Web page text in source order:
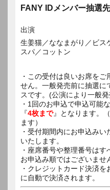
FANY IDメンバー抽選
出演
生姜猫／ななまがり／ビス
スパ／コットン
・この受付は良いお席を
せん。一般発売前に抽選に
スです。(公演により一般
・1回のお申込で申込可能
『4枚まで』となります。
ます）
・受付期間内にお申込み
いたします。
・座席番号や整理番号はす
お申込み順ではございませ
・クレジットカード決済
に自動で決済されます。